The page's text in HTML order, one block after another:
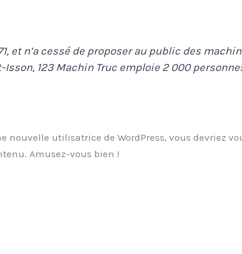
et n’a cessé de proposer au public des
123 Machin Truc emploie 2 000
utilisatrice de WordPress, vous devriez
Amusez-vous bien !